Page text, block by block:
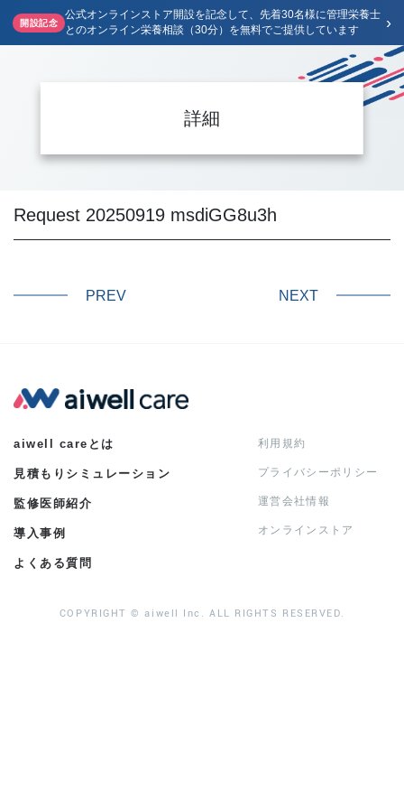
開設記念
公式オンラインストア開設を記念して、先着30名様に管理栄養士
とのオンライン栄養相談（30分）を無料でご提供しています
›
詳細
Request 20250919 msdiGG8u3h
PREV NEXT
aiwell careとは
見積もりシミュレーション
監修医師紹介
導入事例
よくある質問
利用規約
プライバシーポリシー
運営会社情報
オンラインストア
COPYRIGHT © aiwell Inc. ALL RIGHTS RESERVED.